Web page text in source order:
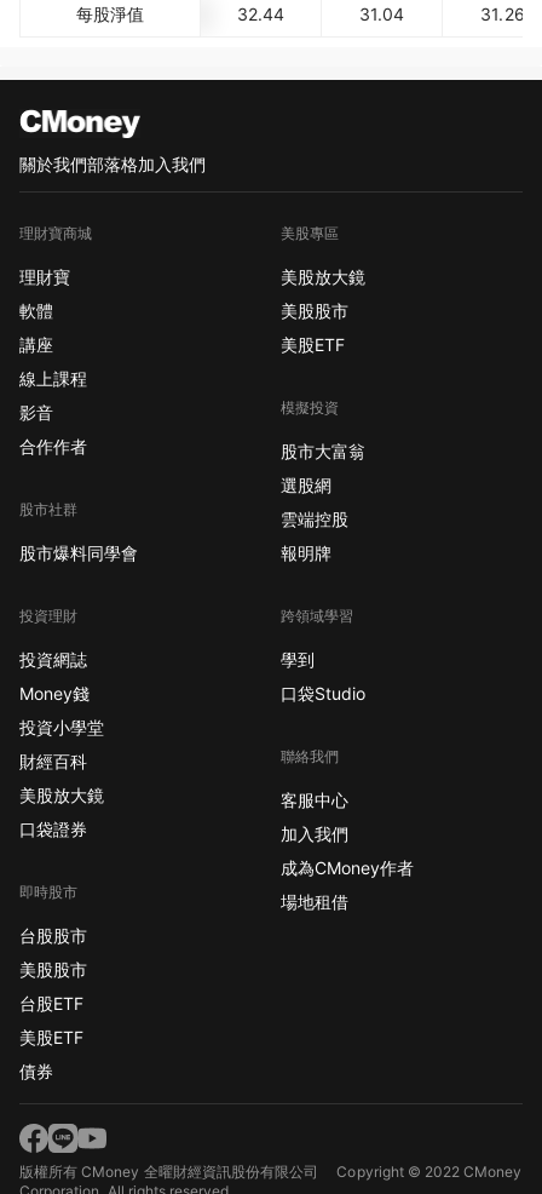
每股淨值 32.44 31.04 31.26
關於我們部落格加入我們
理財寶商城
理財寶
軟體
講座
線上課程
影音
合作作者
股市社群
股市爆料同學會
投資理財
投資網誌
Money錢
投資小學堂
財經百科
美股放大鏡
口袋證券
即時股市
台股股市
美股股市
台股ETF
美股ETF
債券
美股專區
美股放大鏡
美股股市
美股ETF
模擬投資
股市大富翁
選股網
雲端控股
報明牌
跨領域學習
學到
口袋Studio
聯絡我們
客服中心
加入我們
成為CMoney作者
場地租借
版權所有 CMoney 全曜財經資訊股份有限公司Copyright © 2022 CMoney